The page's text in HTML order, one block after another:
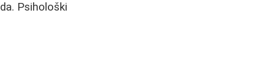
Psihološki